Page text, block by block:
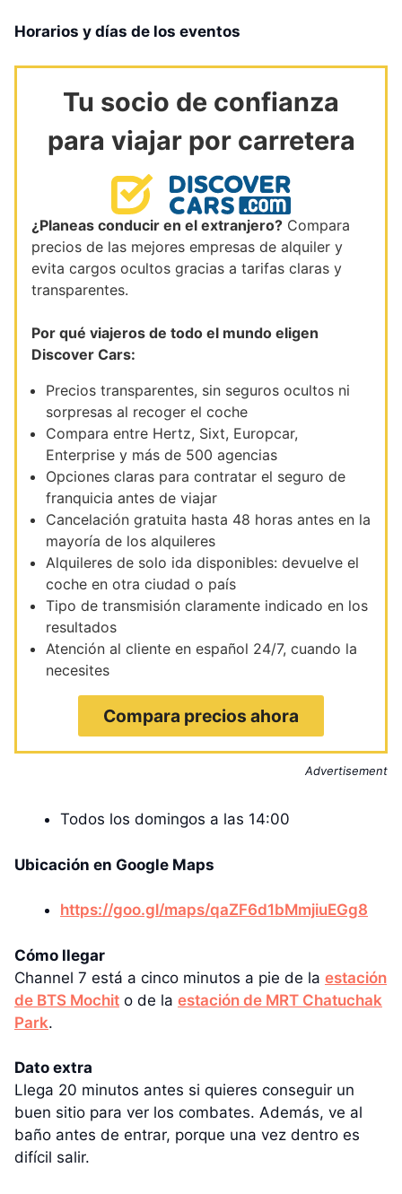
Horarios y días de los eventos
Tu socio de confianza
para viajar por carretera
¿Planeas conducir en el extranjero? Compara
precios de las mejores empresas de alquiler y
evita cargos ocultos gracias a tarifas claras y
transparentes.
Por qué viajeros de todo el mundo eligen
Discover Cars:
Precios transparentes, sin seguros ocultos ni
sorpresas al recoger el coche
Compara entre Hertz, Sixt, Europcar,
Enterprise y más de 500 agencias
Opciones claras para contratar el seguro de
franquicia antes de viajar
Cancelación gratuita hasta 48 horas antes en la
mayoría de los alquileres
Alquileres de solo ida disponibles: devuelve el
coche en otra ciudad o país
Tipo de transmisión claramente indicado en los
resultados
Atención al cliente en español 24/7, cuando la
necesites
Compara precios ahora
Advertisement
Todos los domingos a las 14:00
Ubicación en Google Maps
https://goo.gl/maps/qaZF6d1bMmjiuEGg8
Cómo llegar
Channel 7 está a cinco minutos a pie de la estación
de BTS Mochit o de la estación de MRT Chatuchak
Park.
Dato extra
Llega 20 minutos antes si quieres conseguir un
buen sitio para ver los combates. Además, ve al
baño antes de entrar, porque una vez dentro es
difícil salir.